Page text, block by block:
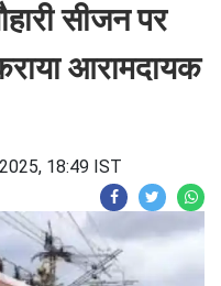
सीजन पर
आरामदायक
18:49 IST